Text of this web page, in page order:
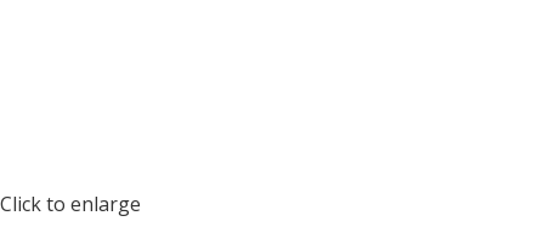
Click to enlarge